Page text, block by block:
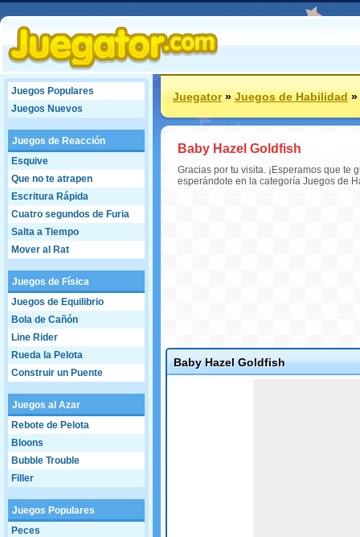
Juegos Populares
Juegos Nuevos
Juegos de Reacción
Esquive
Que no te atrapen
Escritura Rápida
Cuatro segundos de Furia
Salta a Tiempo
Mover al Rat
Juegos de Física
Juegos de Equilibrio
Bola de Cañón
Line Rider
Rueda la Pelota
Construir un Puente
Juegos al Azar
Rebote de Pelota
Bloons
Bubble Trouble
Filler
Juegos Populares
Peces
Juegator»Juegos de Habilidad»
Baby Hazel Goldfish
Gracias por tu visita. ¡Esperamos que te
esperándote en la categoría Juegos de
Baby Hazel Goldfish